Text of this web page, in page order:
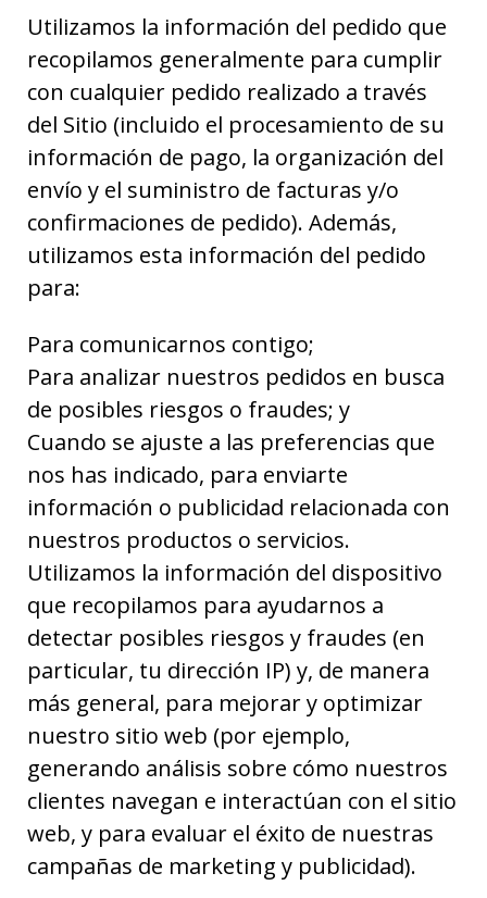
Utilizamos la información del pedido que
recopilamos generalmente para cumplir
con cualquier pedido realizado a través
del Sitio (incluido el procesamiento de su
información de pago, la organización del
envío y el suministro de facturas y/o
confirmaciones de pedido). Además,
utilizamos esta información del pedido
para:
Para comunicarnos contigo;
Para analizar nuestros pedidos en busca
de posibles riesgos o fraudes; y
Cuando se ajuste a las preferencias que
nos has indicado, para enviarte
información o publicidad relacionada con
nuestros productos o servicios.
Utilizamos la información del dispositivo
que recopilamos para ayudarnos a
detectar posibles riesgos y fraudes (en
particular, tu dirección IP) y, de manera
más general, para mejorar y optimizar
nuestro sitio web (por ejemplo,
generando análisis sobre cómo nuestros
clientes navegan e interactúan con el sitio
web, y para evaluar el éxito de nuestras
campañas de marketing y publicidad).